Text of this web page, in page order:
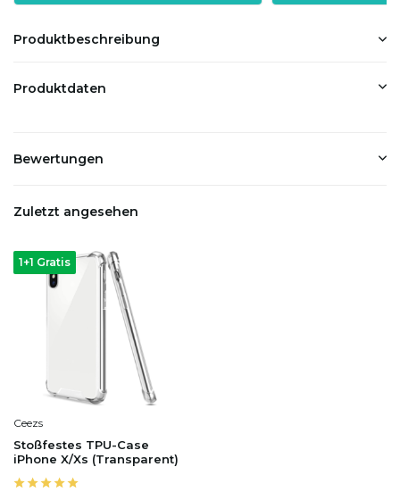
Produktbeschreibung
Produktdaten
Bewertungen
Zuletzt angesehen
1+1 Gratis
Ceezs
Stoßfestes TPU-Case
iPhone X/Xs (Transparent)